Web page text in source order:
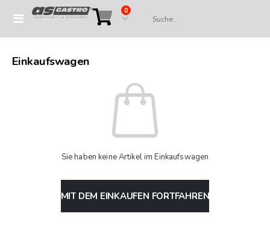
Navigation
Cart
0Artikel
Einkaufswagen
Sie haben keine Artikel im Einkaufswagen
MIT DEM EINKAUFEN FORTFAHREN